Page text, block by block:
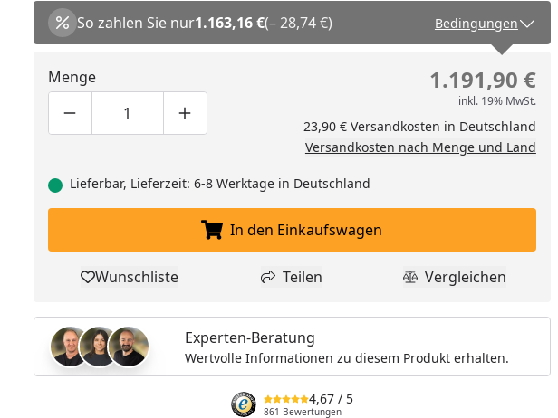
So zahlen Sie nur1.163,16 €(– 28,74 €) Bedingungen
Menge
Produktmenge um eins verringern
Produktmenge manuell eingeben
Produktmenge um eins erhöhen
1.191,90 €
inkl. 19% MwSt.
23,90 € Versandkosten in Deutschland
Versandkosten nach Menge und Land
Lieferbar, Lieferzeit: 6-8 Werktage in Deutschland
In den Einkaufswagen legen
In den Einkaufswagen
Produkt zur Wunschliste hinzufügen
Wunschliste Teilen
Teilen Produkt
Vergleichen
Experten-Beratung
Wertvolle Informationen zu diesem Produkt erhalten.
4,67 / 5
861 Bewertungen